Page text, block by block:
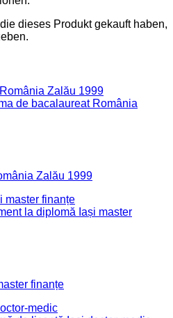
dieses Produkt gekauft haben,
Zalău 1999
finanțe